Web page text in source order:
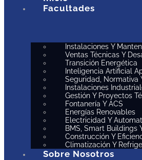
Facultades
Instalaciones Y
Ventas Técnicas Y
Transición Energética
Inteligencia Artificial
Seguridad, Normativa
Instalaciones
Gestión Y Proyectos
Fontanería Y ACS
Energías Renovables
Electricidad Y
BMS, Smart Buildings
Construcción Y
Climatización Y
Sobre Nosotros